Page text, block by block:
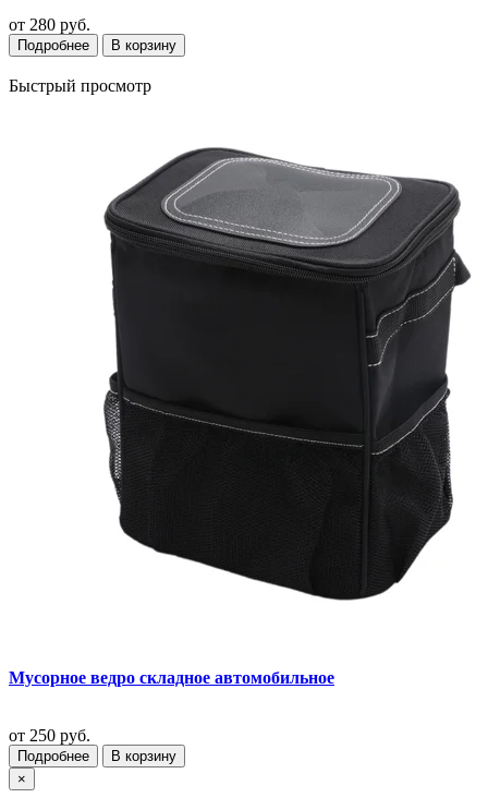
от 280 руб.
Подробнее В корзину
Быстрый просмотр
Мусорное ведро складное автомобильное
от 250 руб.
Подробнее
В корзину
×